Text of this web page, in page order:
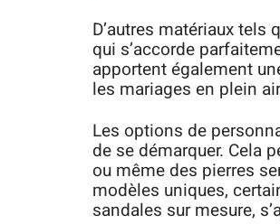
D’autres matériaux
qui s’accorde
apportent également
les mariages en plein
Les options de
de se démarquer. Cela
ou même des pierres
modèles uniques,
sandales sur mesure,